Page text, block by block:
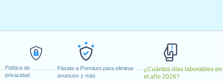
Política de
privacidad
Pásate a Premium para eliminar
anuncios y más
¿Cuántos días laborables en
el año 2026?
2023
: lunes, junio 19, 2023
4, 2023
2023
2023